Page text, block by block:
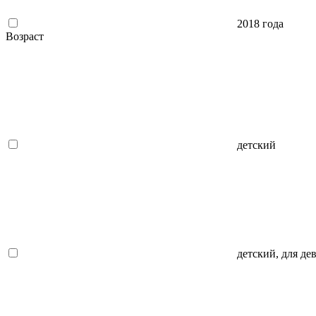
2018 года
Возраст
детский
детский, для